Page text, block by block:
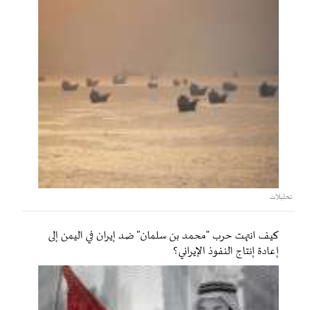
تحليلات
كيف انتهت حرب "محمد بن سلمان" ضد إيران في اليمن إلى
إعادة إنتاج النفوذ الإيراني؟